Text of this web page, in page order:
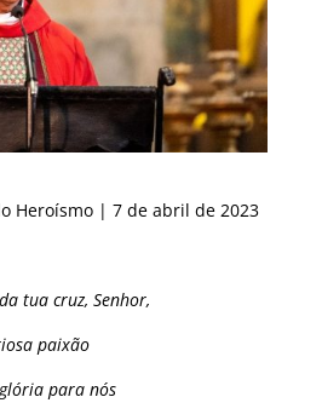
Heroísmo | 7 de abril de 2023
tua cruz, Senhor,
paixão
para nós